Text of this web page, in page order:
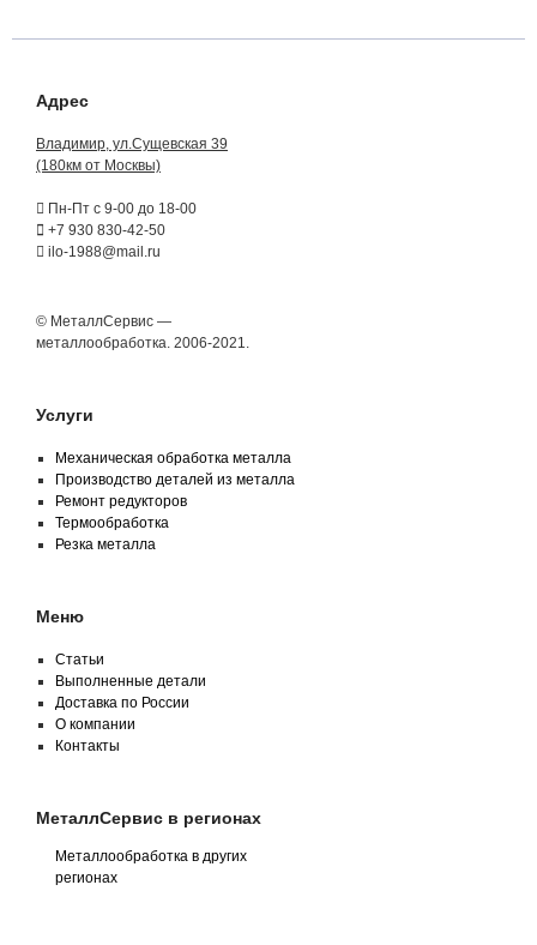
Адрес
Владимир, ул.Сущевская 39
(180км от Москвы)
Пн-Пт с 9-00 до 18-00
+7 930 830-42-50
ilo-1988@mail.ru
© МеталлСервис —
металлообработка. 2006-2021.
Услуги
Механическая обработка металла
Производство деталей из металла
Ремонт редукторов
Термообработка
Резка металла
Меню
Статьи
Выполненные детали
Доставка по России
О компании
Контакты
МеталлСервис в регионах
Металлообработка в других
регионах